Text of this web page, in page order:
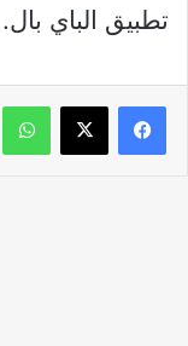
تطبيق الباي بال.